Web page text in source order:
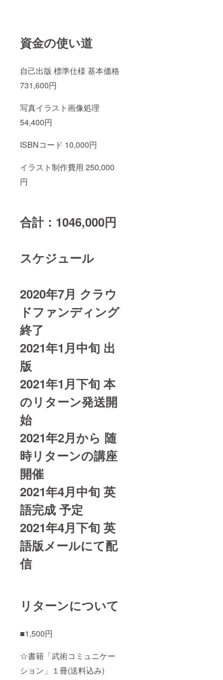
資金の使い道
自己出版 標準仕様 基本価格
731,600円
写真イラスト画像処理
54,400円
ISBNコード 10,000円
イラスト制作費用 250,000
円
合計： 1046,000円
スケジュール
2020年7月 クラウ
ドファンディング
終了
2021年1月中旬 出
版
2021年1月下旬 本
のリターン発送開
始
2021年2月から 随
時リターンの講座
開催
2021年4月中旬 英
語完成 予定
2021年4月下旬 英
語版メールにて配
信
リターンについて
■1,500円
☆書籍「武術コミュニケー
ション」１冊(送料込み)